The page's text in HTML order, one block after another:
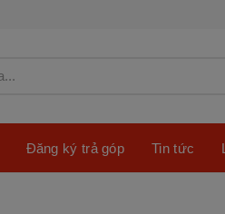
Đăng ký trả góp Tin tức